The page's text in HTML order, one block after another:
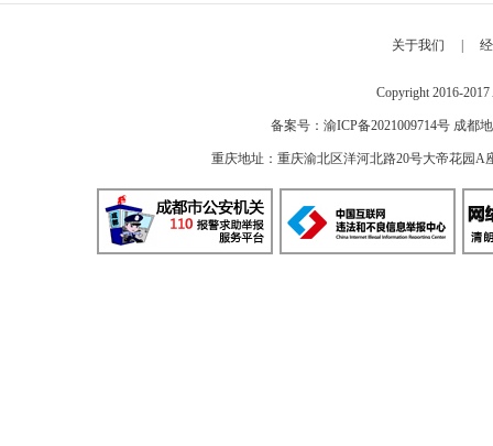
关于我们
Copyright 2016-
备案号： 渝ICP备2021009714号 成都
重庆地址：重庆渝北区洋河北路20号大帝花园A